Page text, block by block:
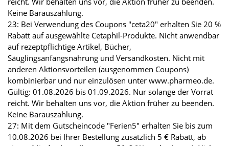
Keine Barauszahlung.
23: Bei Verwendung des Coupons "ceta20" erhalten Sie 20 %
Rabatt auf ausgewählte Cetaphil-Produkte. Nicht anwendbar
auf rezeptpflichtige Artikel, Bücher,
Säuglingsanfangsnahrung und Versandkosten. Nicht mit
anderen Aktionsvorteilen (ausgenommen Coupons)
kombinierbar und nur einzulösen unter www.pharmeo.de.
Gültig: 01.08.2026 bis 01.09.2026. Nur solange der Vorrat
reicht. Wir behalten uns vor, die Aktion früher zu beenden.
Keine Barauszahlung.
27: Mit dem Gutscheincode "Ferien5" erhalten Sie bis zum
10.08.2026 bei Ihrer Bestellung zusätzlich 5 € Rabatt, ab